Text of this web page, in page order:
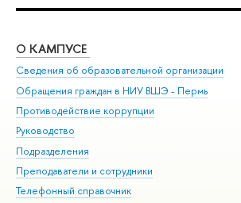
О КАМПУСЕ
Сведения об образовательной организации
Обращения граждан в НИУ ВШЭ - Пермь
Противодействие коррупции
Руководство
Подразделения
Преподаватели и сотрудники
Телефонный справочник